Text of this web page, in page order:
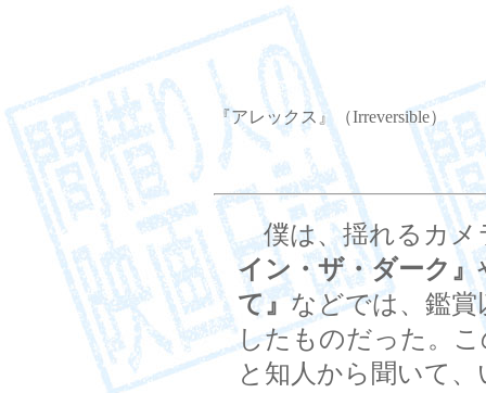
『アレックス』（Irreversible）
僕は、揺れるカメ
イン・ザ・ダーク』
て』などでは、鑑
したものだった。
と知人から聞いて